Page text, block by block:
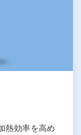
熱効率を高め